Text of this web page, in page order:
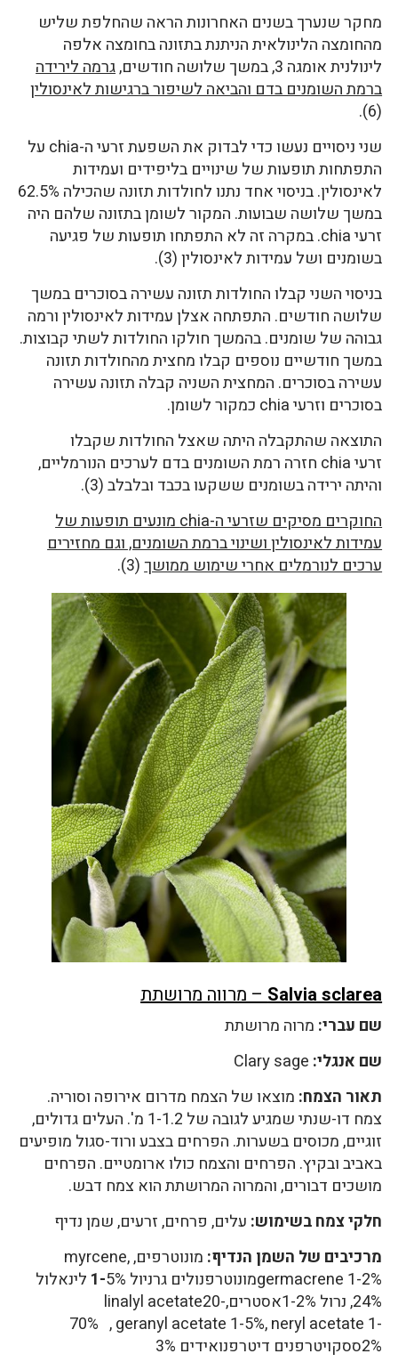
מחקר שנערך בשנים האחרונות הראה שהחלפת שליש
מהחומצה הלינולאית הניתנת בתזונה בחומצה אלפה
לינולנית אומגה 3, במשך שלושה חודשים,
גרמה לירידה
ברמת השומנים בדם והביאה לשיפור ברגישות לאינסולין
(6).
שני ניסויים נעשו כדי לבדוק את השפעת זרעי ה-chia על
התפתחות תופעות של שינויים בליפידים ועמידות
לאינסולין. בניסוי אחד נתנו לחולדות תזונה שהכילה 62.5%
במשך שלושה שבועות. המקור לשומן בתזונה שלהם היה
זרעי chia. במקרה זה לא התפתחו תופעות של פגיעה
בשומנים ושל עמידות לאינסולין (3).
בניסוי השני קבלו החולדות תזונה עשירה בסוכרים במשך
שלושה חודשים. התפתחה אצלן עמידות לאינסולין ורמה
גבוהה של שומנים. בהמשך חולקו החולדות לשתי קבוצות.
במשך חודשיים נוספים קבלו מחצית מהחולדות תזונה
עשירה בסוכרים. המחצית השניה קבלה תזונה עשירה
בסוכרים וזרעי chia כמקור לשומן.
התוצאה שהתקבלה היתה שאצל החולדות שקבלו
זרעי chia חזרה רמת השומנים בדם לערכים הנורמליים,
והיתה ירידה בשומנים ששקעו בכבד ובלבלב (3).
החוקרים מסיקים שזרעי ה-chia מונעים תופעות של
עמידות לאינסולין ושינוי ברמת השומנים, וגם מחזירים
ערכים לנורמלים אחרי שימוש ממושך(3).
Salvia sclarea– מרווה מרושתת
שם עברי: מרוה מרושתת
שם אנגלי:
תאור הצמח: מוצאו של הצמח מדרום אירופה וסוריה.
צמח דו-שנתי שמגיע לגובה של 1-1.2 מ'. העלים גדולים,
זוגיים, מכוסים בשערות. הפרחים בצבע ורוד-סגול מופיעים
באביב ובקיץ. הפרחים והצמח כולו ארומטיים. הפרחים
מושכים דבורים, והמרוה המרושתת הוא צמח דבש.
חלקי צמח בשימוש: עלים, פרחים, זרעים, שמן נדיף
מרכיבים של השמן הנדיף:
מונוטרפים, myrcene,
germacrene 1-2%מונוטרפנולים גרניול
5% לינאלול
24%, נרול 1-2%אסטרים,linalyl acetate20-
70% , geranyl acetate 1-5%, neryl acetate 1-
2%ססקויטרפנים דיטרפנואידים 3%